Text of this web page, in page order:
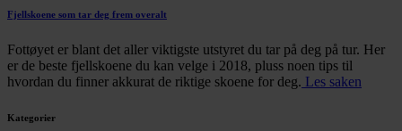
Fjellskoene som tar deg frem overalt
Fottøyet er blant det aller viktigste utstyret du tar på deg på tur. Her
er de beste fjellskoene du kan velge i 2018, pluss noen tips til
hvordan du finner akkurat de riktige skoene for deg. Les saken
Kategorier